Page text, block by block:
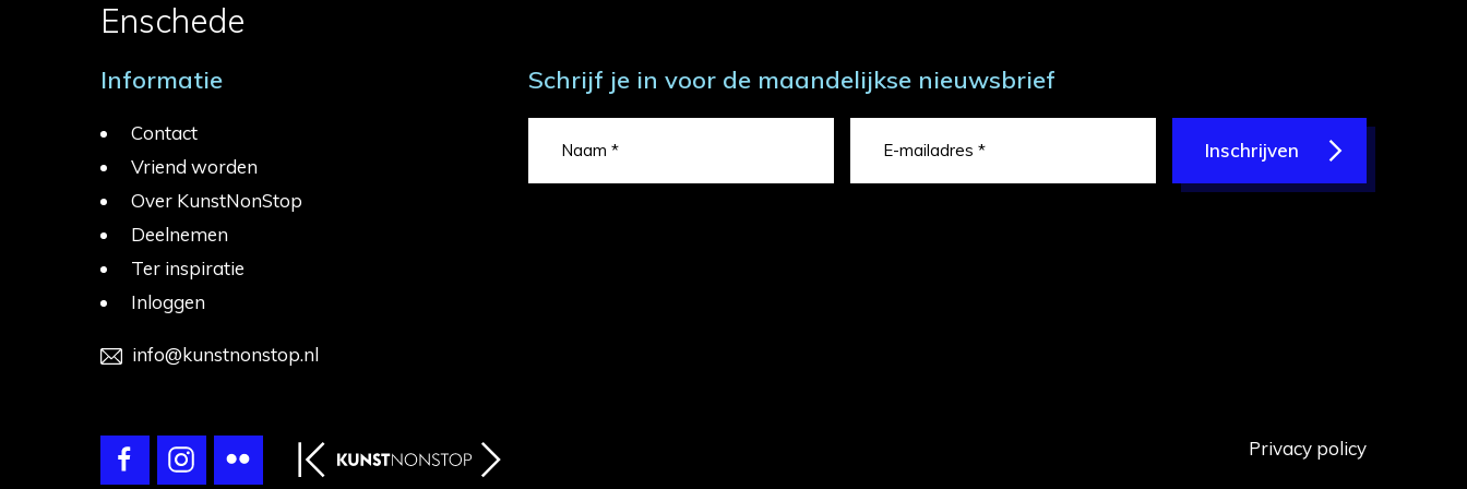
Enschede
Informatie
Contact
Vriend worden
Over KunstNonStop
Deelnemen
Ter inspiratie
Inloggen
info@kunstnonstop.nl
Schrijf je in voor de maandelijkse nieuwsbrief
Inschrijven
Privacy policy